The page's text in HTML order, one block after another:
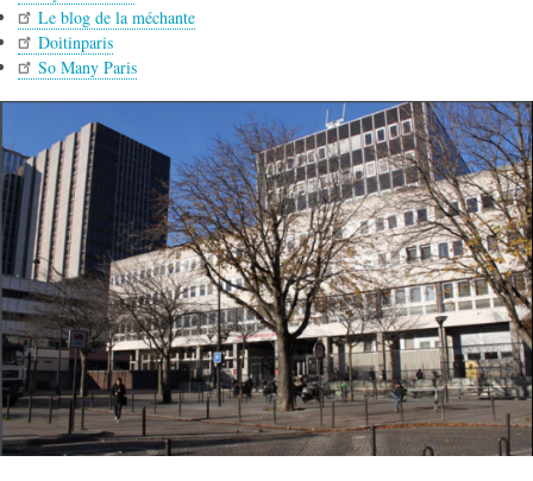
Le blog de la méchante
Doitinparis
So Many Paris